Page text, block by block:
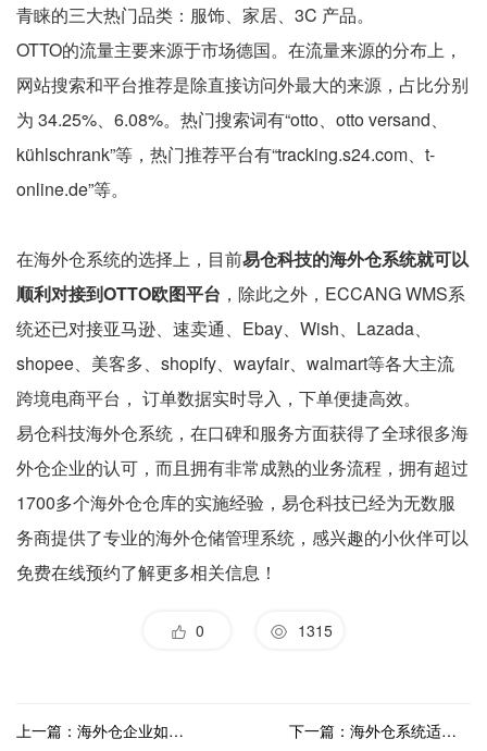
青睐的三大热门品类：服饰、家居、3C 产品。
OTTO的流量主要来源于市场德国。在流量来源的分布上，
网站搜索和平台推荐是除直接访问外最大的来源，占比分别
为 34.25%、6.08%。热门搜索词有“otto、otto versand、
kühlschrank”等，热门推荐平台有“tracking.s24.com、t-
online.de”等。
在海外仓系统的选择上，目前易仓科技的海外仓系统就可以
顺利对接到OTTO欧图平台 ，除此之外，ECCANG WMS系
统还已对接亚马逊、速卖通、Ebay、Wish、Lazada、
shopee、美客多、shopify、wayfair、walmart等各大主流
跨境电商平台， 订单数据实时导入，下单便捷高效。
易仓科技海外仓系统，在口碑和服务方面获得了全球很多海
外仓企业的认可，而且拥有非常成熟的业务流程，拥有超过
1700多个海外仓仓库的实施经验，易仓科技已经为无数服
务商提供了专业的海外仓储管理系统，感兴趣的小伙伴可以
免费在线预约了解更多相关信息！
0 1315
上一篇：海外仓企业如何选择海外仓系统？ 下一篇：海外仓系统适用的场景分析